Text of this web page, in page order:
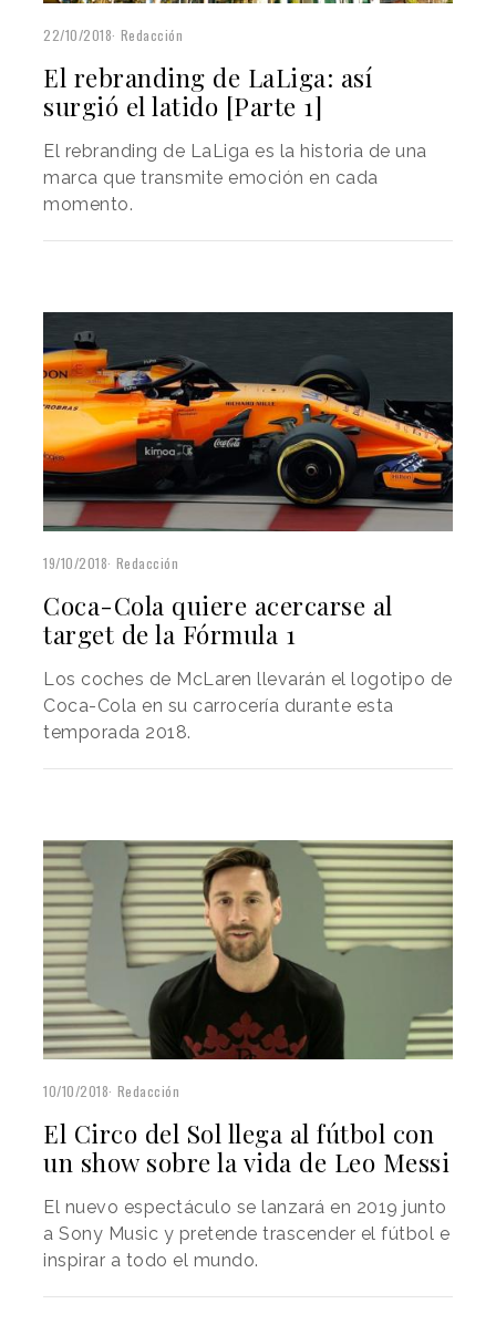
22/10/2018 Redacción
El rebranding de LaLiga: así
surgió el latido [Parte 1]
El rebranding de LaLiga es la historia de una
marca que transmite emoción en cada
momento.
19/10/2018 Redacción
Coca-Cola quiere acercarse al
target de la Fórmula 1
Los coches de McLaren llevarán el logotipo de
Coca-Cola en su carrocería durante esta
temporada 2018.
10/10/2018 Redacción
El Circo del Sol llega al fútbol con
un show sobre la vida de Leo Messi
El nuevo espectáculo se lanzará en 2019 junto
a Sony Music y pretende trascender el fútbol e
inspirar a todo el mundo.